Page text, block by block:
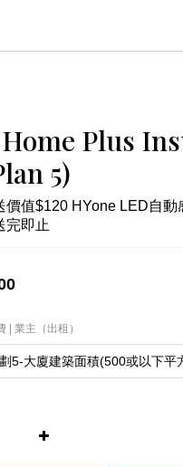
Plus
5)
價值$120 HYone LED自動
完即止
| 業主（出租）